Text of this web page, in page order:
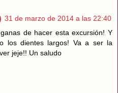
31 de marzo de 2014 a las 22:40
de hacer esta excursión! Y
los dientes largos! Va a ser la
jeje!! Un saludo